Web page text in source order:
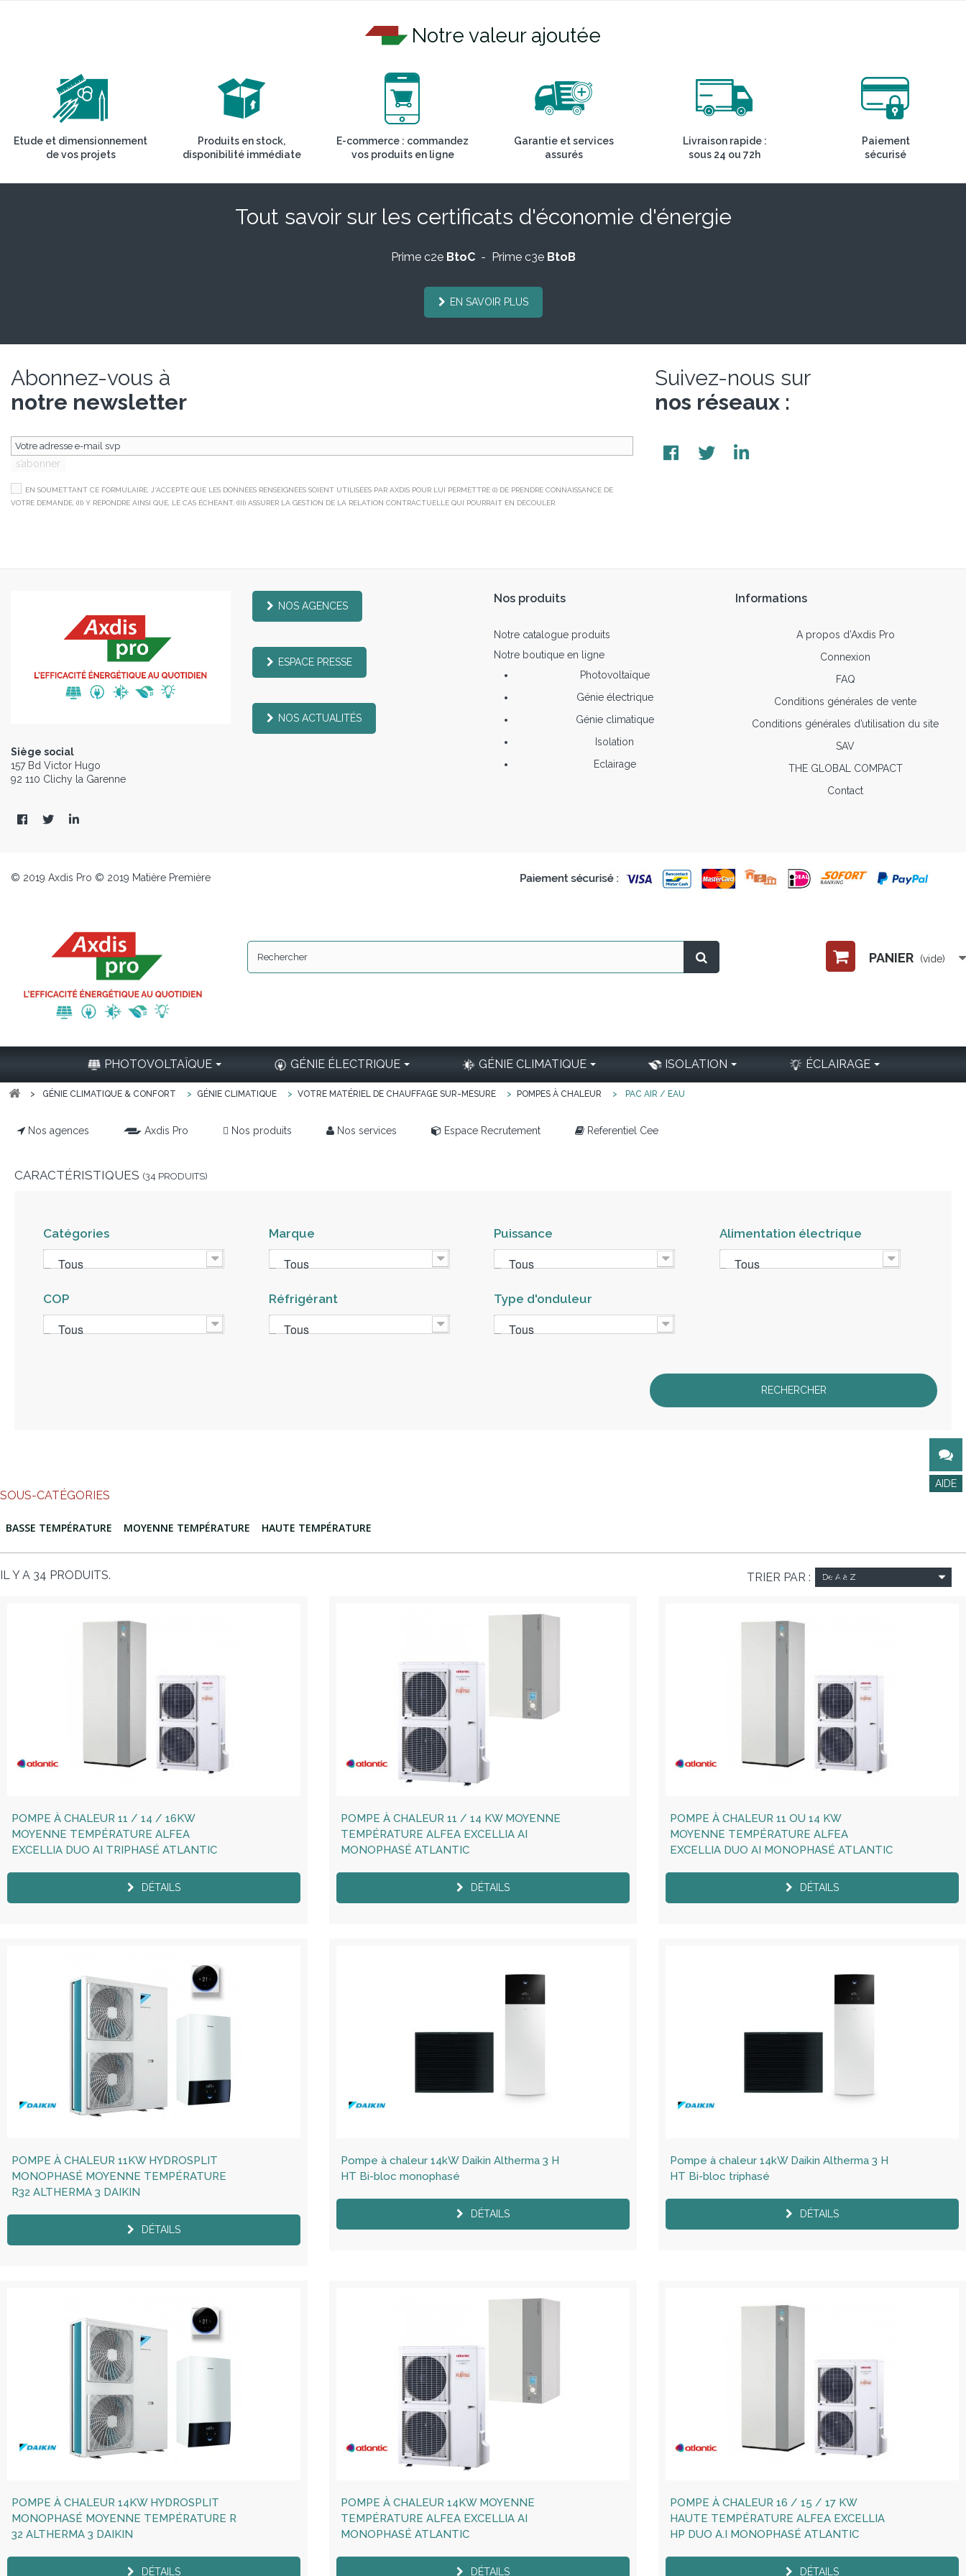
Notre valeur ajoutée
Etude et dimensionnement
de vos projets
Produits en stock,
disponibilité immédiate
E-commerce : commandez
vos produits en ligne
Garantie et services
assurés
Livraison rapide :
sous 24 ou 72h
Paiement
sécurisé
Tout savoir sur les certificats d'économie d'énergie
Prime c2e BtoC- Prime c3e BtoB
EN SAVOIR PLUS
Abonnez-vous à
notre newsletter
s’abonner
EN SOUMETTANT CE FORMULAIRE, J'ACCEPTE QUE LES DONNÉES RENSEIGNÉES SOIENT UTILISÉES PAR AXDIS POUR LUI PERMETTRE (I) DE PRENDRE CONNAISSANCE DE
VOTRE DEMANDE, (II) Y RÉPONDRE AINSI QUE, LE CAS ÉCHÉANT, (III) ASSURER LA GESTION DE LA RELATION CONTRACTUELLE QUI POURRAIT EN DÉCOULER.
Suivez-nous sur
nos réseaux :
Siège social
157 Bd Victor Hugo
92 110 Clichy la Garenne
NOS AGENCES
ESPACE PRESSE
NOS ACTUALITÉS
Nos produits
Notre catalogue produits
Notre boutique en ligne
Photovoltaïque
Génie électrique
Génie climatique
Isolation
Eclairage
Informations
A propos d’Axdis Pro
Connexion
FAQ
Conditions générales de vente
Conditions générales d’utilisation du site
SAV
THE GLOBAL COMPACT
Contact
© 2019 Axdis Pro © 2019 Matière Première
PANIER (vide)
PHOTOVOLTAÏQUE GÉNIE ÉLECTRIQUE GÉNIE CLIMATIQUE ISOLATION ÉCLAIRAGE
> GÉNIE CLIMATIQUE & CONFORT > GÉNIE CLIMATIQUE > VOTRE MATÉRIEL DE CHAUFFAGE SUR-MESURE > POMPES À CHALEUR > PAC AIR / EAU
Nos agences Axdis Pro Nos produits Nos services Espace Recrutement Referentiel Cee
CARACTÉRISTIQUES (34 PRODUITS)
Catégories
Tous
Marque
Tous
Puissance
Tous
Alimentation électrique
Tous
COP
Tous
Réfrigérant
Tous
Type d'onduleur
Tous
SOUS-CATÉGORIES
BASSE TEMPÉRATURE MOYENNE TEMPÉRATURE HAUTE TEMPÉRATURE
TRIER PAR : De A à Z
IL Y A 34 PRODUITS.
POMPE À CHALEUR 11 / 14 / 16KW
MOYENNE TEMPÉRATURE ALFEA
EXCELLIA DUO AI TRIPHASÉ ATLANTIC
DÉTAILS
POMPE À CHALEUR 11 / 14 KW MOYENNE
TEMPÉRATURE ALFEA EXCELLIA AI
MONOPHASÉ ATLANTIC
DÉTAILS
POMPE À CHALEUR 11 OU 14 KW
MOYENNE TEMPÉRATURE ALFEA
EXCELLIA DUO AI MONOPHASÉ ATLANTIC
DÉTAILS
POMPE À CHALEUR 11KW HYDROSPLIT
MONOPHASÉ MOYENNE TEMPÉRATURE
R32 ALTHERMA 3 DAIKIN
DÉTAILS
Pompe à chaleur 14kW Daikin Altherma 3 H
HT Bi-bloc monophasé
DÉTAILS
Pompe à chaleur 14kW Daikin Altherma 3 H
HT Bi-bloc triphasé
DÉTAILS
POMPE À CHALEUR 14KW HYDROSPLIT
MONOPHASÉ MOYENNE TEMPÉRATURE R
32 ALTHERMA 3 DAIKIN
DÉTAILS
POMPE À CHALEUR 14KW MOYENNE
TEMPÉRATURE ALFEA EXCELLIA AI
MONOPHASÉ ATLANTIC
DÉTAILS
POMPE À CHALEUR 16 / 15 / 17 KW
HAUTE TEMPÉRATURE ALFEA EXCELLIA
HP DUO A.I MONOPHASÉ ATLANTIC
DÉTAILS